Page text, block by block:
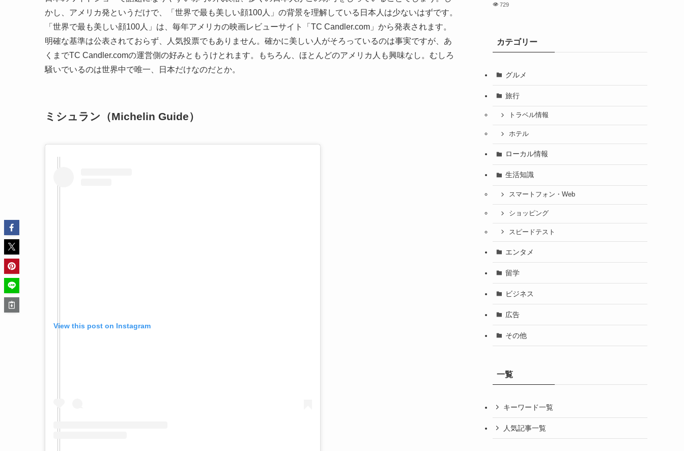
かし、アメリカ発というだけで、「世界で最も美しい顔100人」の背景を理解している日本人は少ないはずです。
「世界で最も美しい顔100人」は、毎年アメリカの映画レビューサイト「TC Candler.com」から発表されます。
明確な基準は公表されておらず、人気投票でもありません。確かに美しい人がそろっているのは事実ですが、あ
くまでTC Candler.comの運営側の好みともうけとれます。もちろん、ほとんどのアメリカ人も興味なし。むしろ
騒いでいるのは世界中で唯一、日本だけなのだとか。
ミシュラン（Michelin Guide）
View this post on Instagram
729
カテゴリー
グルメ
旅行
トラベル情報
ホテル
ローカル情報
生活知識
スマートフォン・Web
ショッピング
スピードテスト
エンタメ
留学
ビジネス
広告
その他
一覧
キーワード一覧
人気記事一覧